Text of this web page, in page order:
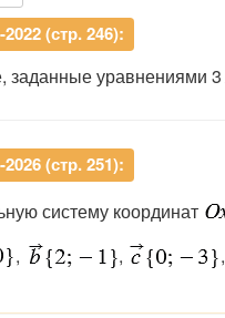
(стр. 246):
заданные уравнениями 3
(стр. 251):
систему координат
, , ,